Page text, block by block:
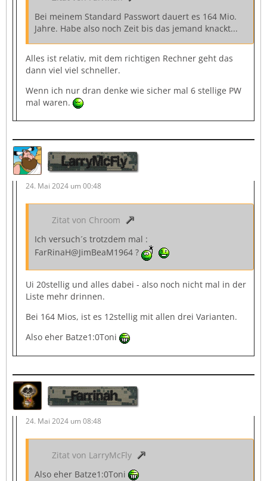
Bei meinem Standard Passwort dauert es 164 Mio.
Jahre. Habe also noch Zeit bis das jemand knackt...
Alles ist relativ, mit dem richtigen Rechner geht das
dann viel viel schneller.
Wenn ich nur dran denke wie sicher mal 6 stellige PW
mal waren.
LarryMcFly
24. Mai 2024 um 00:48
Zitat von Chroom
Ich versuch´s trotzdem mal :
FarRinaH@JimBeaM1964 ?
Ui 20stellig und alles dabei - also noch nicht mal in der
Liste mehr drinnen.
Bei 164 Mios, ist es 12stellig mit allen drei Varianten.
Also eher Batze1:0Toni
Farrinah
24. Mai 2024 um 08:48
Zitat von LarryMcFly
Also eher Batze1:0Toni